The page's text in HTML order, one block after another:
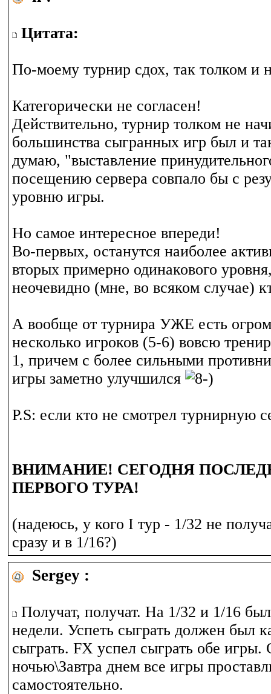
Цитата:
По-моему турнир сдох, так толком и
Категорически не согласен!
Действительно, турнир толком не
большинства сыгранных игр был и
думаю, "выставление
посещению сервера совпало бы с
уровню игры.
Но самое интересное впереди!
Во-первых, останутся наиболее
вторых примерно одинакового
неочевидно (мне, во всяком случае)
А вообще от турнира УЖЕ есть
несколько игроков (5-6) вовсю
1, причем с более сильными
игры заметно улучшился
P.S: если кто не смотрел турнирную
ВНИМАНИЕ! СЕГОДНЯ
ПЕРВОГО ТУРА!
(надеюсь, у кого I тур - 1/32 не
сразу и в 1/16?)
Sergey :
Получат, получат. На 1/32 и 1/16
недели. Успеть сыграть должен был
сыграть. FX успел сыграть обе игры.
ночью\Завтра днем все игры
самостоятельно.